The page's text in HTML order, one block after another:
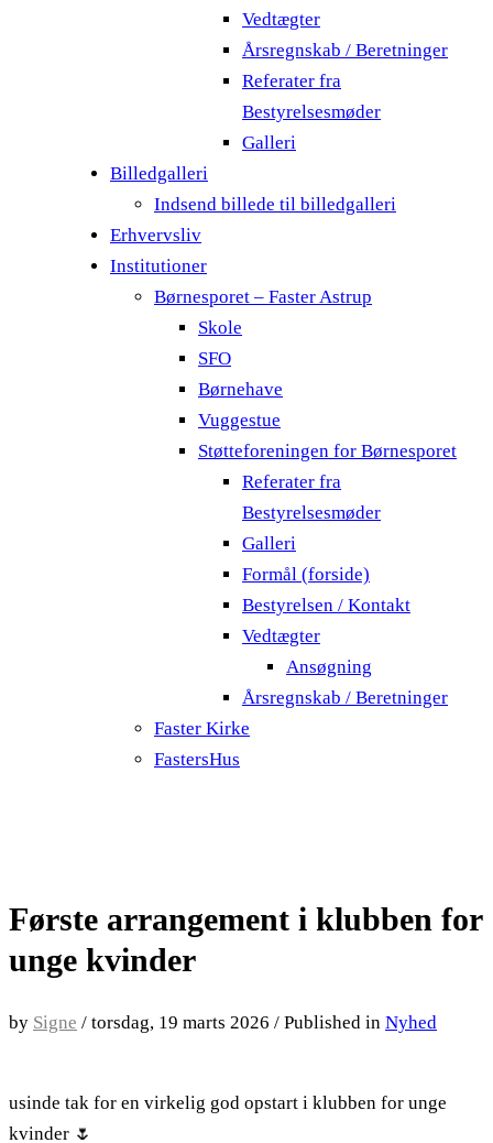
Vedtægter
Årsregnskab / Beretninger
Referater fra
Bestyrelsesmøder
Galleri
Billedgalleri
Indsend billede til billedgalleri
Erhvervsliv
Institutioner
Børnesporet – Faster Astrup
Skole
SFO
Børnehave
Vuggestue
Støtteforeningen for Børnesporet
Referater fra
Bestyrelsesmøder
Galleri
Formål (forside)
Bestyrelsen / Kontakt
Vedtægter
Ansøgning
Årsregnskab / Beretninger
Faster Kirke
FastersHus
Første arrangement i klubben for
unge kvinder
by Signe / torsdag, 19 marts 2026 / Published in Nyhed
usinde tak for en virkelig god opstart i klubben for unge
kvinder 🌷